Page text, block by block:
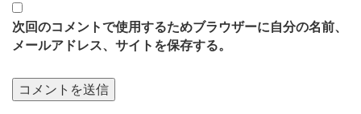
次回のコメントで使用するためブラウザーに自分の名前、
メールアドレス、サイトを保存する。